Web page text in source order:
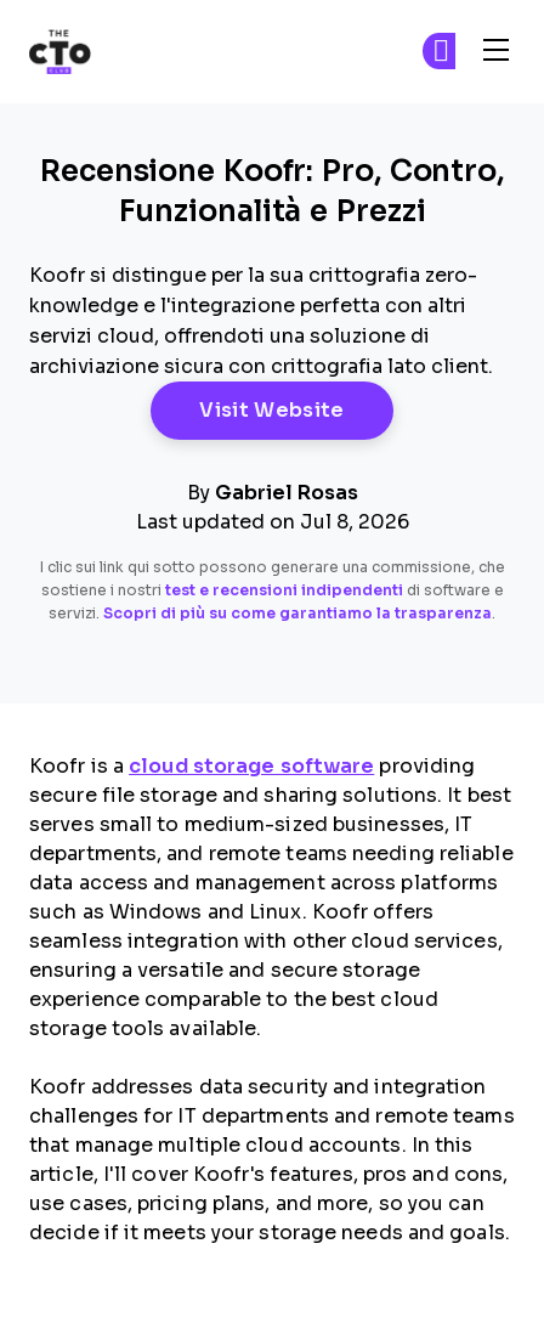
Recensione Koofr: Pro, Contro,
Funzionalità e Prezzi
Koofr si distingue per la sua crittografia zero-
knowledge e l'integrazione perfetta con altri
servizi cloud, offrendoti una soluzione di
archiviazione sicura con crittografia lato client.
Visit Website Opens New
By Gabriel Rosas
Last updated on Jul 8, 2026
I clic sui link qui sotto possono generare una commissione, che
sostiene i nostri test e recensioni indipendenti di software e
servizi. Scopri di più su come garantiamo la trasparenza.
Koofr is a cloud storage software providing
secure file storage and sharing solutions. It best
serves small to medium-sized businesses, IT
departments, and remote teams needing reliable
data access and management across platforms
such as Windows and Linux. Koofr offers
seamless integration with other cloud services,
ensuring a versatile and secure storage
experience comparable to the best cloud
storage tools available.
Koofr addresses data security and integration
challenges for IT departments and remote teams
that manage multiple cloud accounts. In this
article, I'll cover Koofr's features, pros and cons,
use cases, pricing plans, and more, so you can
decide if it meets your storage needs and goals.